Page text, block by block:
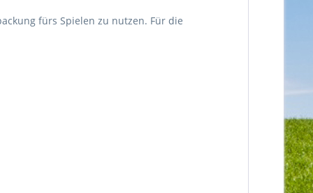
fürs Spielen zu nutzen. Für die